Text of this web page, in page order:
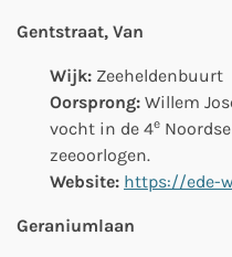
Gentstraat, Van
Wijk: Zeeheldenbuurt
Oorsprong: Willem
vocht in de 4e
zeeoorlogen.
Website: https://ede-
Geraniumlaan